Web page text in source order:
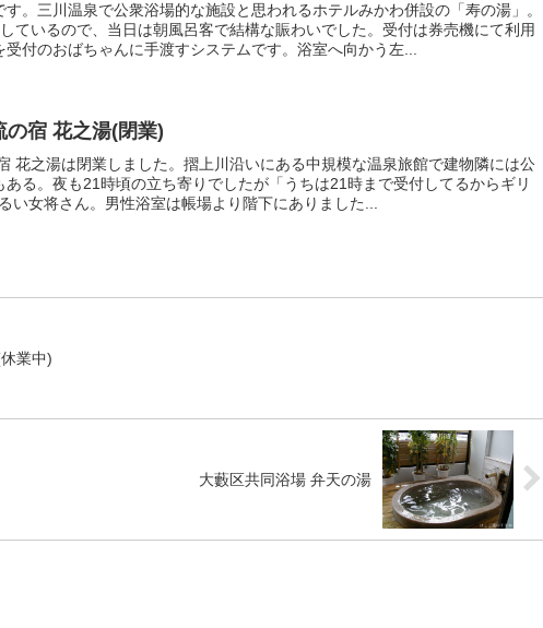
。三川温泉で公衆浴場的な施設と思われるホテルみかわ併設の「寿の湯」。
ているので、当日は朝風呂客で結構な賑わいでした。受付は券売機にて利用
受付のおばちゃんに手渡すシステムです。浴室へ向かう左...
の宿 花之湯(閉業)
花之湯は閉業しました。摺上川沿いにある中規模な温泉旅館で建物隣には公
ある。夜も21時頃の立ち寄りでしたが「うちは21時まで受付してるからギリ
い女将さん。男性浴室は帳場より階下にありました...
業中)
大藪区共同浴場 弁天の湯